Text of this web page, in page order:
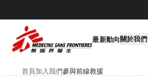
最新動向關於我們
首頁加入我們參與前線救援